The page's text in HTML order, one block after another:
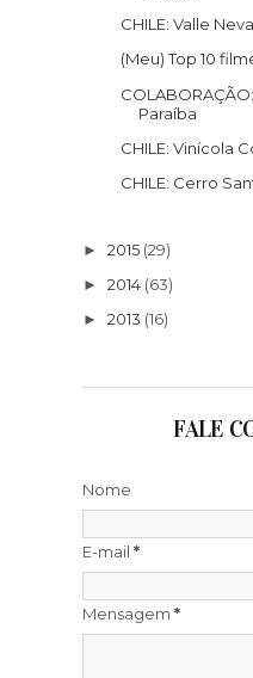
CHILE: Valle
(Meu) Top 10
Paraíba
CHILE: Vinícola
CHILE: Cerro
► 2015 (29)
► 2014 (63)
► 2013 (16)
FALE
Nome
E-mail *
Mensagem *